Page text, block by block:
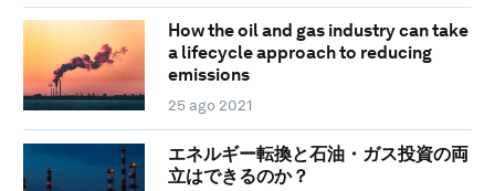
How the oil and gas industry can take
a lifecycle approach to reducing
emissions
25 ago 2021
エネルギー転換と石油・ガス投資の両
立はできるのか？